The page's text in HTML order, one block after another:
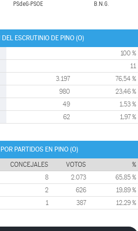
PSdeG-PSOE B.N.G.
DEL ESCRUTINIO DE PINO (O)
100 %
11
3.197 76,54 %
980 23,46 %
49 1,53 %
62 1,97 %
PARTIDOS EN PINO (O)
CONCEJALES VOTOS %
8 2.073 65,85 %
2 626 19,89 %
1 387 12,29 %